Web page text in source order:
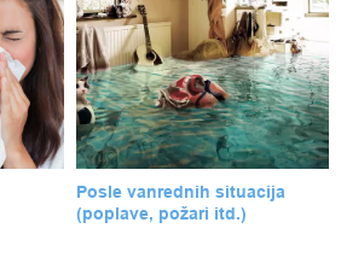
Posle vanrednih situacija
(poplave, požari itd.)